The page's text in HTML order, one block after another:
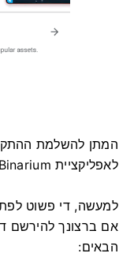
המתן להשלמת
לאפליקציית Binarium ולהתחבר כדי להתחיל לסחור.
למעשה, די פשוט
אם ברצונך להירשם
הבאים: